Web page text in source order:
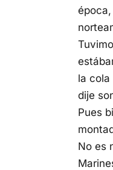
la cola
dije
Pues
No es